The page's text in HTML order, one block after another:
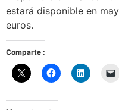
estará disponible en
euros.
Comparte :